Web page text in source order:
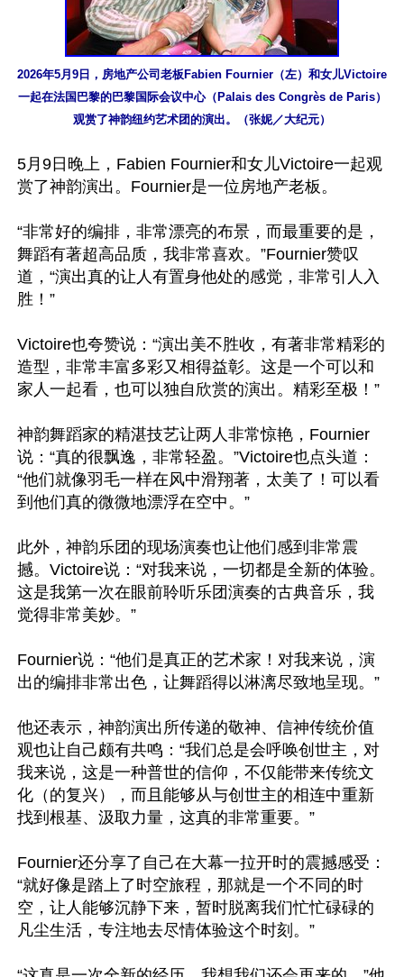
2026年5月9日，房地产公司老板Fabien Fournier（左）和女儿Victoire
一起在法国巴黎的巴黎国际会议中心（Palais des Congrès de Paris）
观赏了神韵纽约艺术团的演出。（张妮／大纪元）
5月9日晚上，Fabien Fournier和女儿Victoire一起观
赏了神韵演出。Fournier是一位房地产老板。
“非常好的编排，非常漂亮的布景，而最重要的是，
舞蹈有著超高品质，我非常喜欢。”Fournier赞叹
道，“演出真的让人有置身他处的感觉，非常引人入
胜！”
Victoire也夸赞说：“演出美不胜收，有著非常精彩的
造型，非常丰富多彩又相得益彰。这是一个可以和
家人一起看，也可以独自欣赏的演出。精彩至极！”
神韵舞蹈家的精湛技艺让两人非常惊艳，Fournier
说：“真的很飘逸，非常轻盈。”Victoire也点头道：
“他们就像羽毛一样在风中滑翔著，太美了！可以看
到他们真的微微地漂浮在空中。”
此外，神韵乐团的现场演奏也让他们感到非常震
撼。Victoire说：“对我来说，一切都是全新的体验。
这是我第一次在眼前聆听乐团演奏的古典音乐，我
觉得非常美妙。”
Fournier说：“他们是真正的艺术家！对我来说，演
出的编排非常出色，让舞蹈得以淋漓尽致地呈现。”
他还表示，神韵演出所传递的敬神、信神传统价值
观也让自己颇有共鸣：“我们总是会呼唤创世主，对
我来说，这是一种普世的信仰，不仅能带来传统文
化（的复兴），而且能够从与创世主的相连中重新
找到根基、汲取力量，这真的非常重要。”
Fournier还分享了自己在大幕一拉开时的震撼感受：
“就好像是踏上了时空旅程，那就是一个不同的时
空，让人能够沉静下来，暂时脱离我们忙忙碌碌的
凡尘生活，专注地去尽情体验这个时刻。”